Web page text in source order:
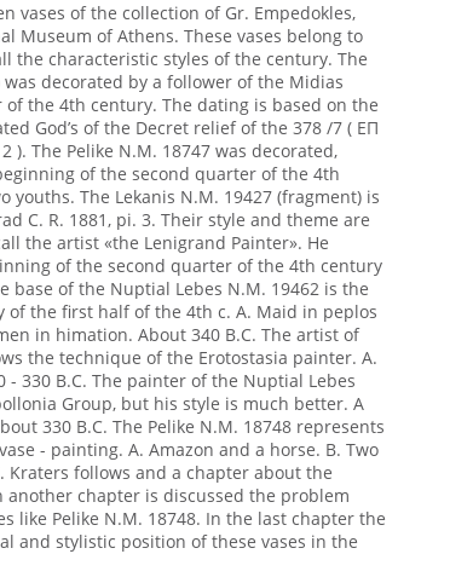
vases of the collection of Gr. Empedokles,
Museum of Athens. These vases belong to
the characteristic styles of the century. The
decorated by a follower of the Midias
the 4th century. The dating is based on the
God’s of the Decret relief of the 378 /7 ( ΕΠ
). The Pelike N.M. 18747 was decorated,
of the second quarter of the 4th
youths. The Lekanis N.M. 19427 (fragment) is
C. R. 1881, pi. 3. Their style and theme are
the artist «the Lenigrand Painter». He
of the second quarter of the 4th century
base of the Nuptial Lebes N.M. 19462 is the
of the first half of the 4th c. A. Maid in peplos
in himation. About 340 B.C. The artist of
the technique of the Erotostasia painter. A.
- 330 B.C. The painter of the Nuptial Lebes
Group, but his style is much better. A
330 B.C. The Pelike N.M. 18748 represents
- painting. A. Amazon and a horse. B. Two
Kraters follows and a chapter about the
chapter is discussed the problem
like Pelike N.M. 18748. In the last chapter the
and stylistic position of these vases in the